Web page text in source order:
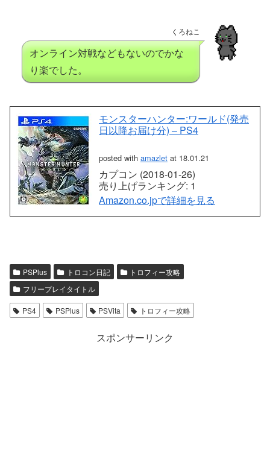
くろねこ
オンライン対戦などもないのでかな
り楽でした。
モンスターハンター:ワールド(発売
日以降お届け分) – PS4
posted with amazlet at 18.01.21
カプコン (2018-01-26)
売り上げランキング: 1
Amazon.co.jpで詳細を見る
PSPlus トロコン日記
トロフィー攻略
フリープレイタイトル
PS4 PSPlus PSVita トロフィー攻略
スポンサーリンク